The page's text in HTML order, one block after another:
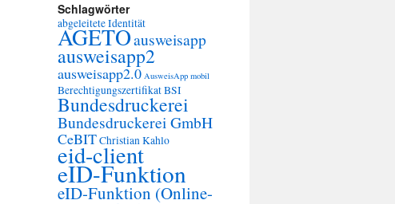
Schlagwörter
abgeleitete Identität
AGETOausweisapp
ausweisapp2
ausweisapp2.0 AusweisApp mobil
BerechtigungszertifikatBSI
Bundesdruckerei
Bundesdruckerei GmbH
CeBITChristian Kahlo
eid-client
eID-Funktion
eID-Funktion (Online-